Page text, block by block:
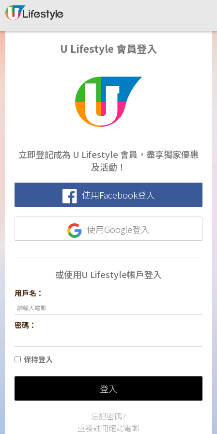
U Lifestyle 會員登入
立即登記成為 U Lifestyle 會員，盡享獨家優惠
及活動！
使用Facebook登入
使用Google登入
或使用U Lifestyle帳戶登入
用戶名：
密碼：
保持登入
登入
忘記密碼?
重發註冊確認電郵